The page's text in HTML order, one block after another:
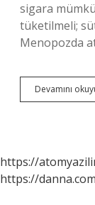
sigara
tüketilmeli;
Menopozda
Devamını
https://
https://